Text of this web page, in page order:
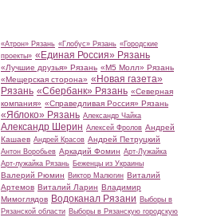
«Атрон» Рязань «Глобус» Рязань «Городские
проекты» «Единая Россия» Рязань
«Лучшие друзья» Рязань «М5 Молл» Рязань
«Мещерская сторона» «Новая газета»
Рязань «Сбербанк» Рязань «Северная
компания» «Справедливая Россия» Рязань
«Яблоко» Рязань Александр Чайка
Александр Шерин Алексей Фролов Андрей
Кашаев Андрей Красов Андрей Петруцкий
Антон Воробьев Аркадий Фомин Арт-Лужайка
Арт-лужайка Рязань Беженцы из Украины
Валерий Рюмин Виктор Малюгин Виталий
Артемов Виталий Ларин Владимир
Мимоглядов Водоканал Рязани Выборы в
Рязанской области Выборы в Рязанскую городскую